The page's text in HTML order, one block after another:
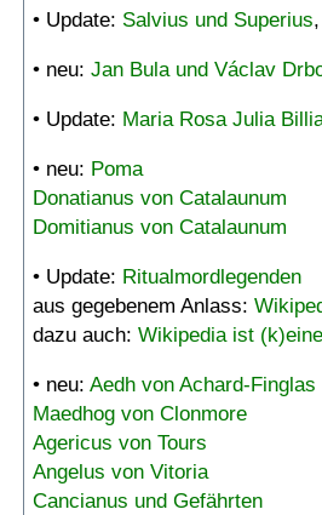
• Update: Salvius und Superius,
• neu: Jan Bula und Václav
• Update: Maria Rosa Julia
• neu: Poma
Donatianus von Catalaunum
Domitianus von Catalaunum
• Update: Ritualmordlegenden
aus gegebenem Anlass:
dazu auch: Wikipedia ist
• neu: Aedh von Achard-Finglas
Maedhog von Clonmore
Agericus von Tours
Angelus von Vitoria
Cancianus und Gefährten